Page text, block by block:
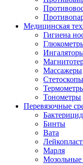
Медицинская
Гигиена
Массажеры
Стетоскопы
Тонометры
Перевязочные
Бинты
Вата
Марля
Мозольные